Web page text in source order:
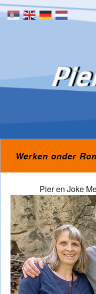
Skip to content
Werken onder
Pier en Joke